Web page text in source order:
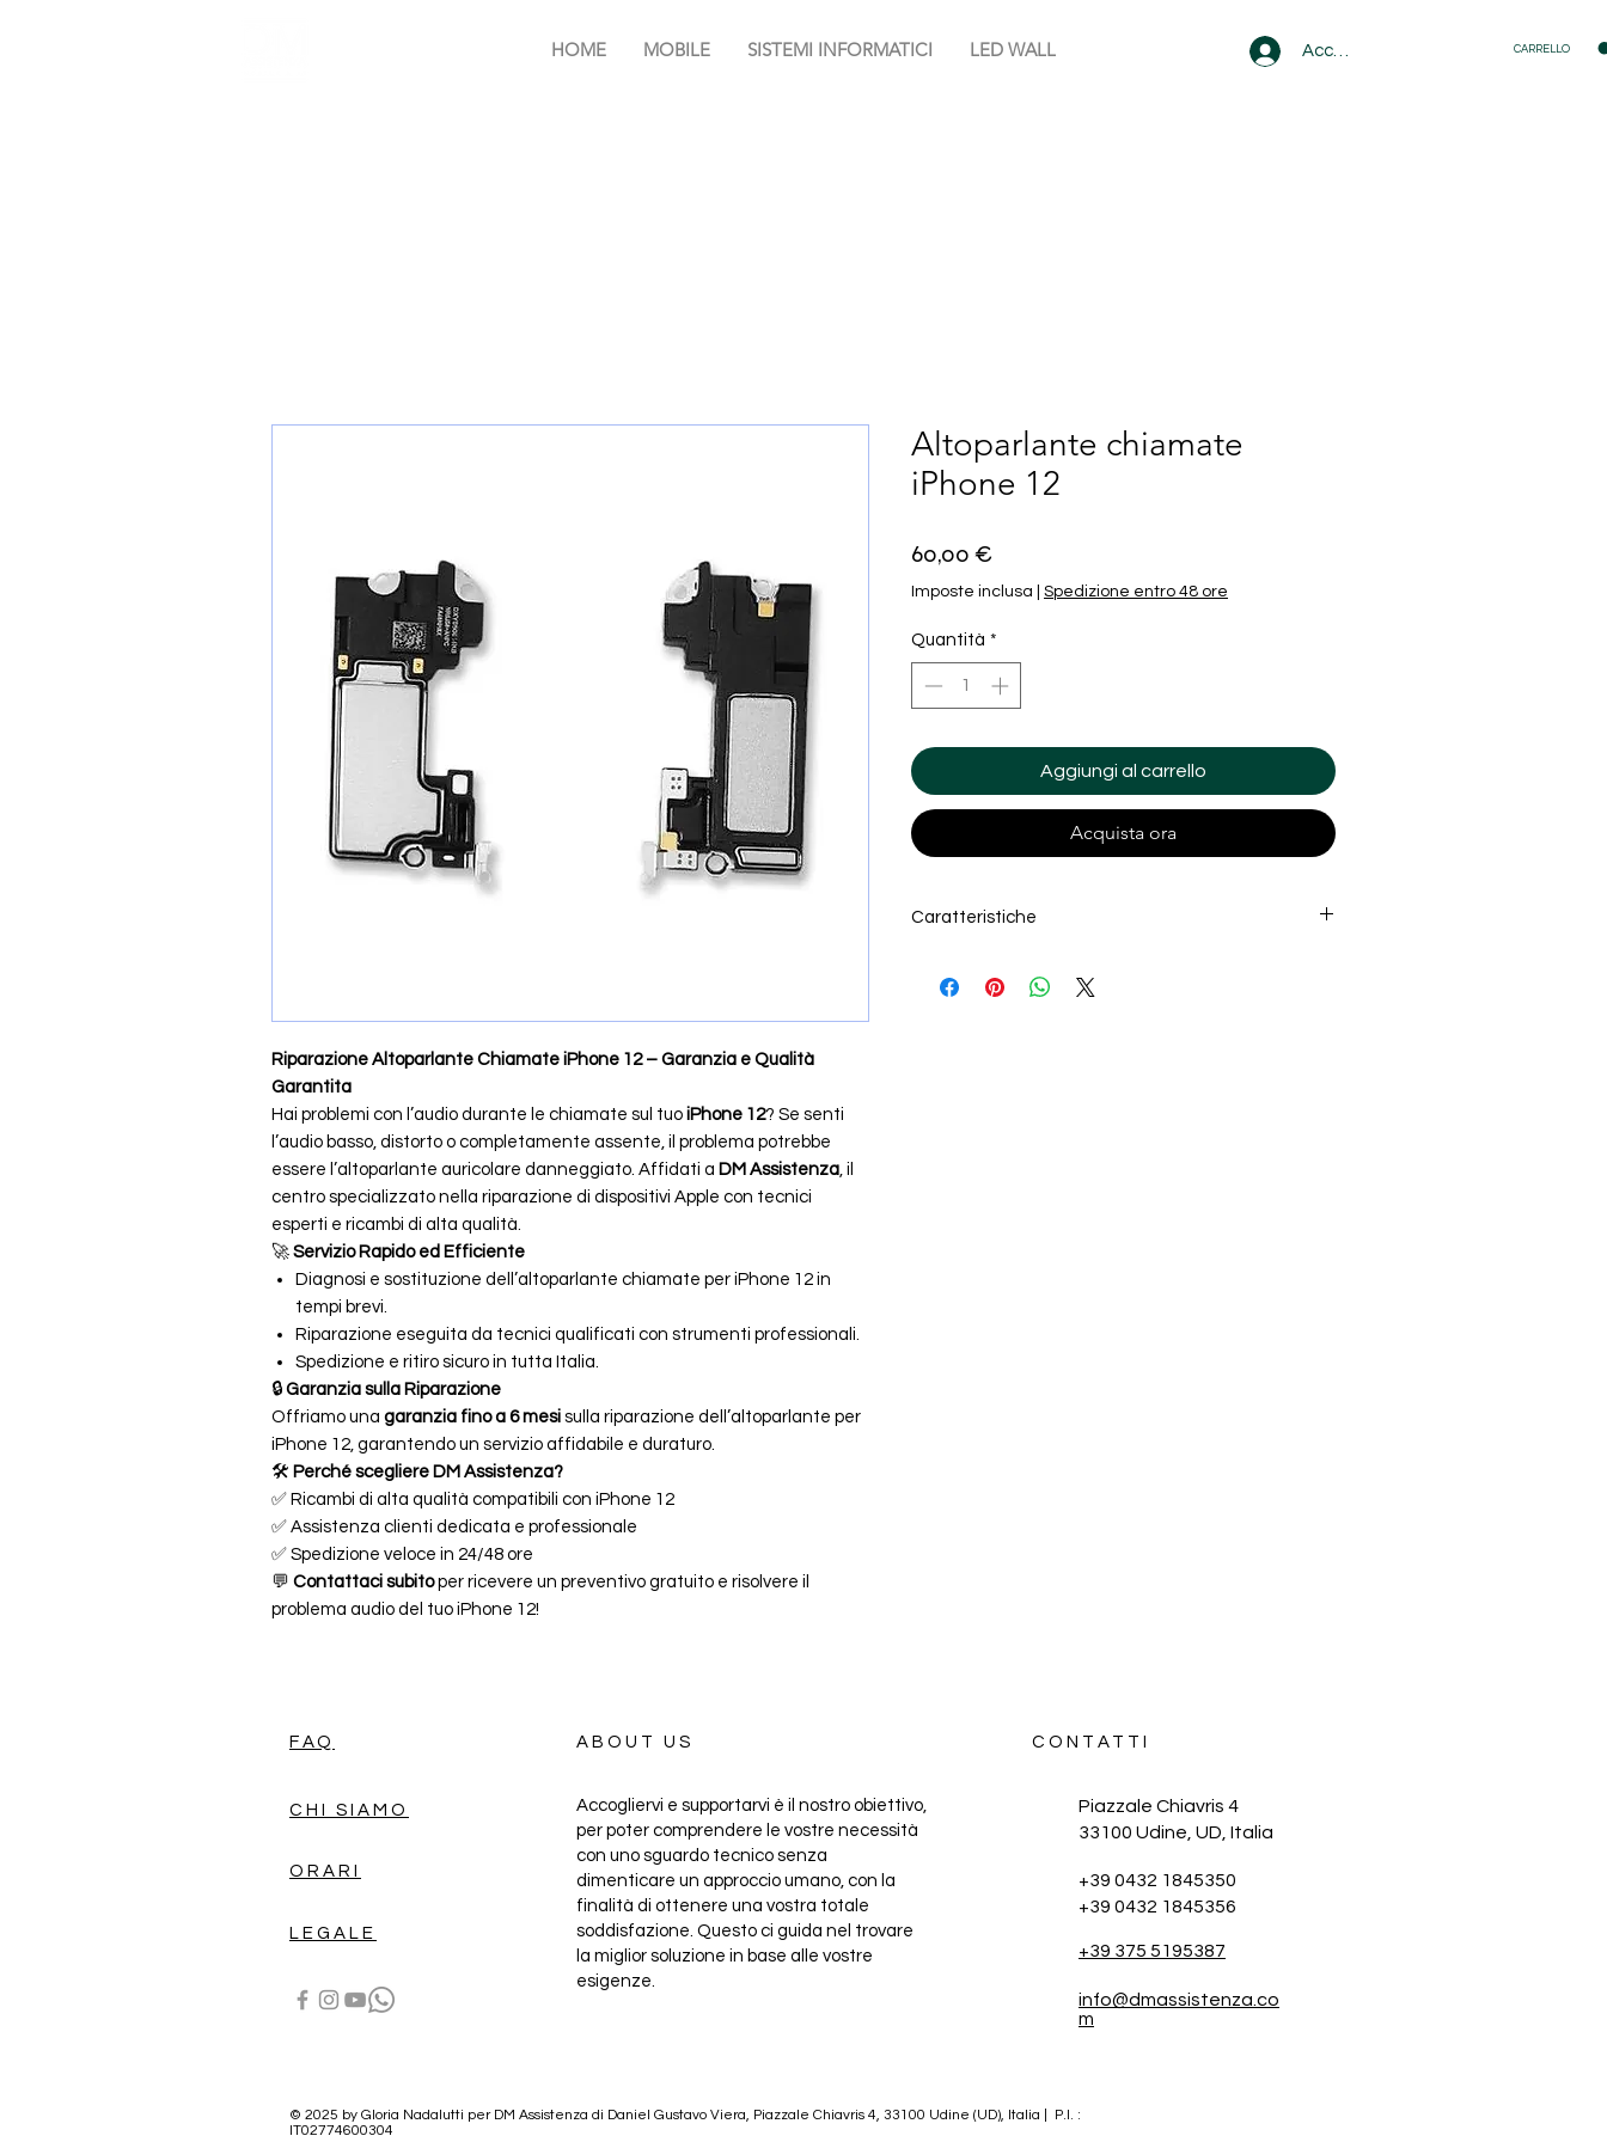
HOME MOBILE SISTEMI INFORMATICI LED WALL Accedi CARRELLO
Riparazione Altoparlante Chiamate iPhone 12 – Garanzia e Qualità
Garantita
Hai problemi con l’audio durante le chiamate sul tuo iPhone 12? Se senti
l’audio basso, distorto o completamente assente, il problema potrebbe
essere l’altoparlante auricolare danneggiato. Affidati a DM Assistenza, il
centro specializzato nella riparazione di dispositivi Apple con tecnici
esperti e ricambi di alta qualità.
🚀 Servizio Rapido ed Efficiente
Diagnosi e sostituzione dell’altoparlante chiamate per iPhone 12 in
tempi brevi.
Riparazione eseguita da tecnici qualificati con strumenti professionali.
Spedizione e ritiro sicuro in tutta Italia.
🔒 Garanzia sulla Riparazione
Offriamo una garanzia fino a 6 mesi sulla riparazione dell’altoparlante per
iPhone 12, garantendo un servizio affidabile e duraturo.
🛠 Perché scegliere DM Assistenza?
✅ Ricambi di alta qualità compatibili con iPhone 12
✅ Assistenza clienti dedicata e professionale
✅ Spedizione veloce in 24/48 ore
💬 Contattaci subitoper ricevere un preventivo gratuito e risolvere il
problema audio del tuo iPhone 12!
Altoparlante chiamate
iPhone 12
60,00 €
Imposte inclusa Spedizione entro 48 ore
Quantità *
Aggiungi al carrello
Acquista ora
Caratteristiche
PER APPLE
FAQ
CHI SIAMO
ORARI
LEGALE
ABOUT US
Accogliervi e supportarvi è il nostro obiettivo,
per poter comprendere le vostre necessità
con uno sguardo tecnico senza
dimenticare un approccio umano, con la
finalità di ottenere una vostra totale
soddisfazione. Questo ci guida nel trovare
la miglior soluzione in base alle vostre
esigenze.
CONTATTI
Piazzale Chiavris 4
33100 Udine, UD, Italia
+39 0432 1845350
+39 0432 1845356
+39 375 5195387
info@dmassistenza.co
m
© 2025 by Gloria Nadalutti per DM Assistenza di Daniel Gustavo Viera, Piazzale Chiavris 4, 33100 Udine (UD), Italia | P.I. :
IT02774600304